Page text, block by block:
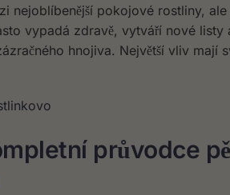
nejoblíbenější pokojové rostliny,
vypadá zdravě, vytváří nové
hnojiva. Největší vliv
průvodce